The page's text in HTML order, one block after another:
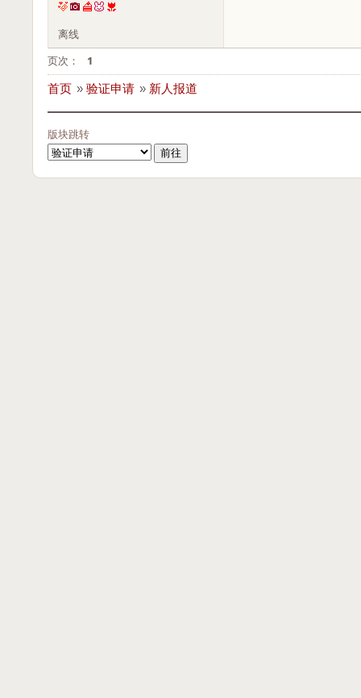
离线
页次：
1
首页 » 验证申请 » 新人报道
版块跳转